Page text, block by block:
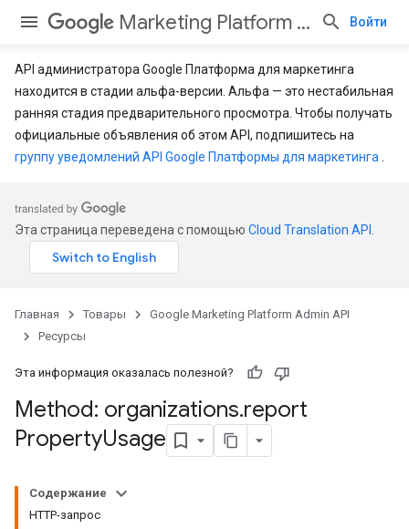
Marketing Platform Admin API Войти
API администратора Google Платформа для маркетинга
находится в стадии альфа-версии. Альфа — это нестабильная
ранняя стадия предварительного просмотра. Чтобы получать
официальные объявления об этом API, подпишитесь на
группу уведомлений API Google Платформы для маркетинга
Эта страница переведена с помощью Cloud Translation API
Главная Товары
Google Marketing Platform Admin API
Ресурсы
Эта информация оказалась полезной?
Method: organizations.report
PropertyUsage
Содержание
HTTP-запрос